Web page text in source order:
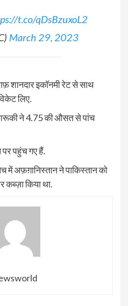
t.co/qDsBzuxoL2
March 29, 2023
शानदार इकॉनमी रेट से साथ
लिए.
ने 4.75 की औसत से पांच
पर पहुंच गए हैं.
में अफ़ग़ानिस्तान ने पाकिस्तान को
कब्ज़ा किया था.